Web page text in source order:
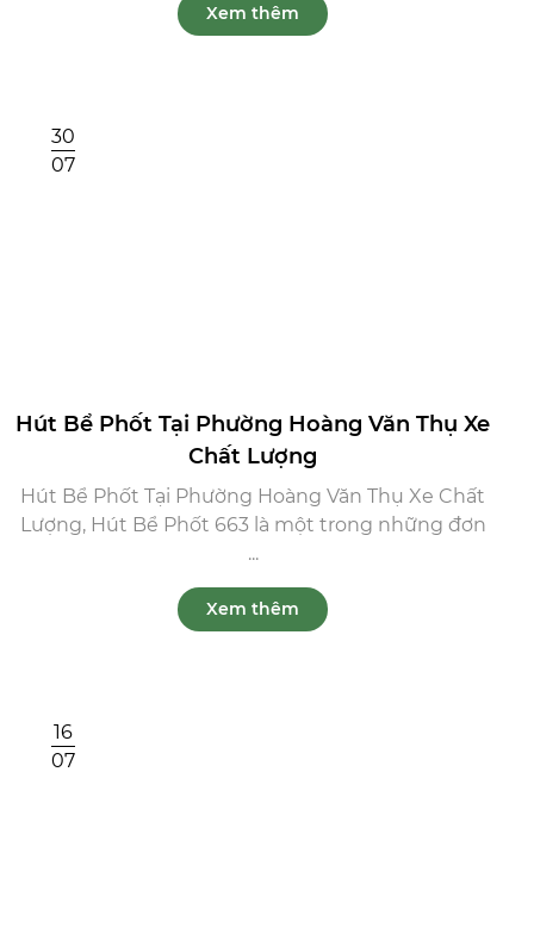
Xem thêm
30
07
Hút Bể Phốt Tại Phường Hoàng Văn Thụ Xe
Chất Lượng
Hút Bể Phốt Tại Phường Hoàng Văn Thụ Xe Chất
Lượng, Hút Bể Phốt 663 là một trong những đơn
...
Xem thêm
16
07